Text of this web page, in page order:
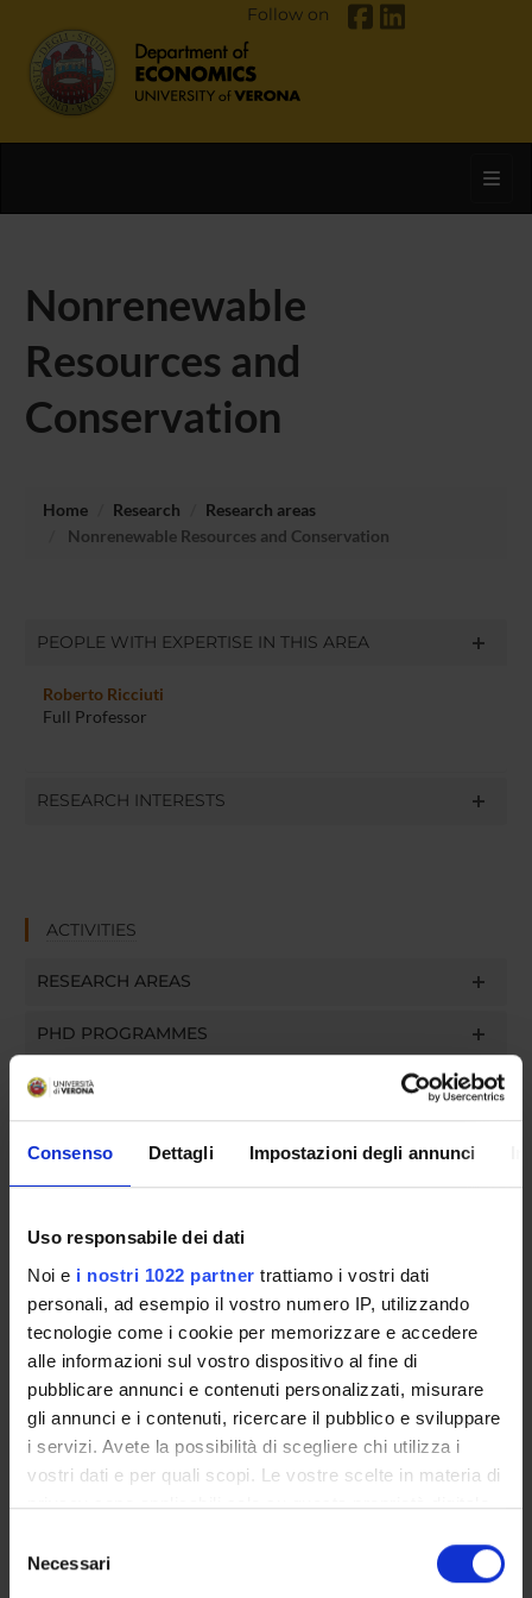
Consenso Dettagli Impostazioni degli annunci
Uso responsabile dei dati
Noi e i nostri 1022 partner trattiamo i vostri dati
personali, ad esempio il vostro numero IP, utilizzando
tecnologie come i cookie per memorizzare e accedere
alle informazioni sul vostro dispositivo al fine di
pubblicare annunci e contenuti personalizzati, misurare
gli annunci e i contenuti, ricercare il pubblico e sviluppare
i servizi. Avete la possibilità di scegliere chi utilizza i
vostri dati e per quali scopi. Le vostre scelte in materia di
privacy sono applicabili solo su questa proprietà digitale
modificare o revocare il proprio consenso in qualsiasi
momento dalla Dichiarazione sui cookie o facendo clic
delNecessari
Follow on
Nonrenewable
Resources and
Conservation
Home Research
Research areas
Nonrenewable Resources and Conservation
PEOPLE WITH EXPERTISE IN THIS AREA
Roberto Ricciuti
Full Professor
RESEARCH INTERESTS
ACTIVITIES
RESEARCH AREAS
PHD PROGRAMMES
RESEARCH FACILITIES
LIBRARIES
RESEARCH LABORATORIES
SPIN OFF AND COMPANIES
Contacts
People
Places
Calendar